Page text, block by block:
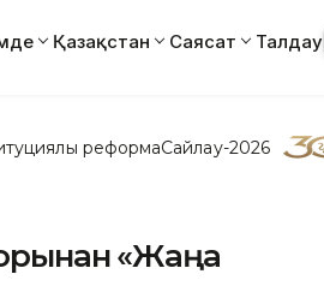
Қазақстан Саясат Талдау
реформаСайлау-2026
«Жаңа